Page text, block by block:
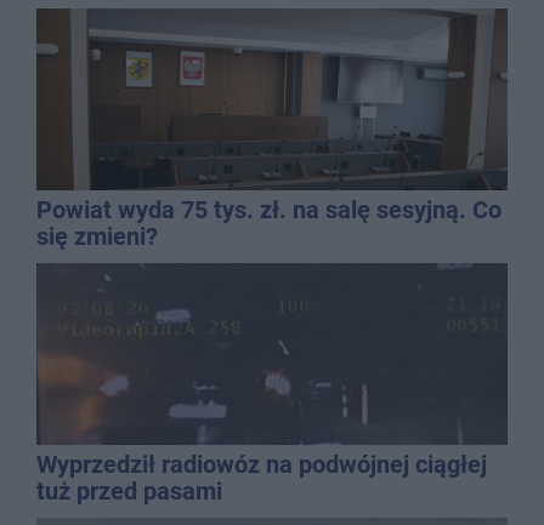
Powiat wyda 75 tys. zł. na salę sesyjną. Co
się zmieni?
Wyprzedził radiowóz na podwójnej ciągłej
tuż przed pasami